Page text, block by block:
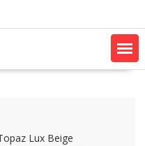
Lux Beige